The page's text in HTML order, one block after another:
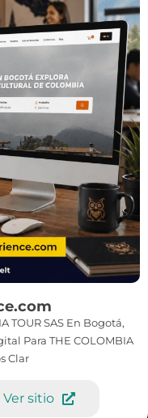
TOUR SAS En Bogotá,
Para THE COLOMBIA
Clar
Ver sitio